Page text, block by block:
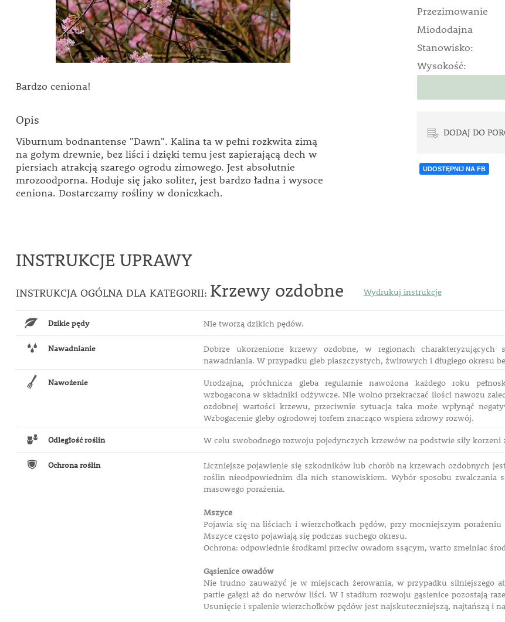
Bardzo ceniona!
Opis
Viburnum bodnantense "Dawn". Kalina ta w pełni rozkwita zimą
na gołym drewnie, bez liści i dzięki temu jest zapierającą dech w
piersiach atrakcją szarego ogrodu zimowego. Jest absolutnie
mrozoodporna. Hoduje się jako soliter, jest bardzo ładna i wysoce
ceniona. Dostarczamy rośliny w doniczkach.
Przezimowanie
Miododajna
Stanowisko:
Wysokość:
DODAJ DO
UDOSTĘPNIJ NA FB
INSTRUKCJE UPRAWY
INSTRUKCJA OGÓLNA DLA KATEGORII: Krzewy ozdobne Wydrukuj instrukcje
Dzikie pędy Nie tworzą dzikich pędów.
Nawadnianie
Dobrze ukorzenione krzewy ozdobne, w regionach
nawadniania. W przypadku gleb piaszczystych, żwirowych i długiego okresu
Nawożenie
Urodzajna, próchnicza gleba regularnie nawożona każdego roku
wzbogacona w składniki odżywcze. Nie wolno przekraczać ilości nawozu
ozdobnej wartości krzewu, przeciwnie sytuacja taka może wpłynąć
Wzbogacenie gleby ogrodowej torfem znacząco wspiera zdrowy rozwój.
Odległość roślin W celu swobodnego rozwoju pojedynczych krzewów na podstwie siły korzeni
Ochrona roślin
Liczniejsze pojawienie się szkodników lub chorób na krzewach ozdobnych
roślin nieodpowiednim dla nich stanowiskiem. Wybór sposobu zwalczania
masowego porażenia.
Mszyce
Pojawia się na liściach i wierzchołkach pędów, przy mocniejszym
Mszyce często pojawiają się podczas suchego okresu.
Ochrona: odpowiednie środkami przeciw owadom ssącym, warto zmeiniac
Gąsienice owadów
Nie trudno zauważyć je w miejscach żerowania, w przypadku silniejszego
partie gałęzi aż do nerwów liści. W I stadium rozwoju gąsienice pozostają
Usunięcie i spalenie wierzchołków pędów jest najskuteczniejszą, najtańszą i